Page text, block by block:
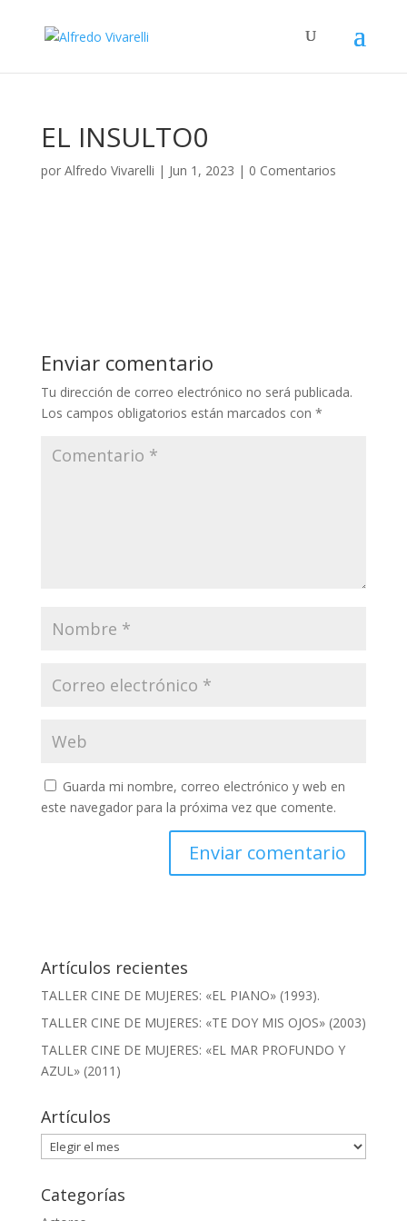
EL INSULTO0
por Alfredo Vivarelli | Jun 1, 2023 | 0 Comentarios
Enviar comentario
Tu dirección de correo electrónico no será publicada.
Los campos obligatorios están marcados con *
Guarda mi nombre, correo electrónico y web en
este navegador para la próxima vez que comente.
Artículos recientes
TALLER CINE DE MUJERES: «EL PIANO» (1993).
TALLER CINE DE MUJERES: «TE DOY MIS OJOS» (2003)
TALLER CINE DE MUJERES: «EL MAR PROFUNDO Y
AZUL» (2011)
Artículos
Artículos
Categorías